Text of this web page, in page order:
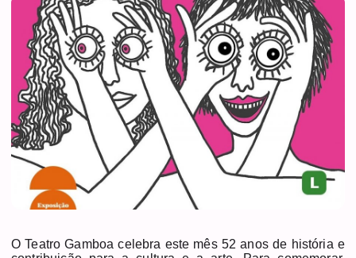
O Teatro Gamboa celebra este mês 52 anos de história e